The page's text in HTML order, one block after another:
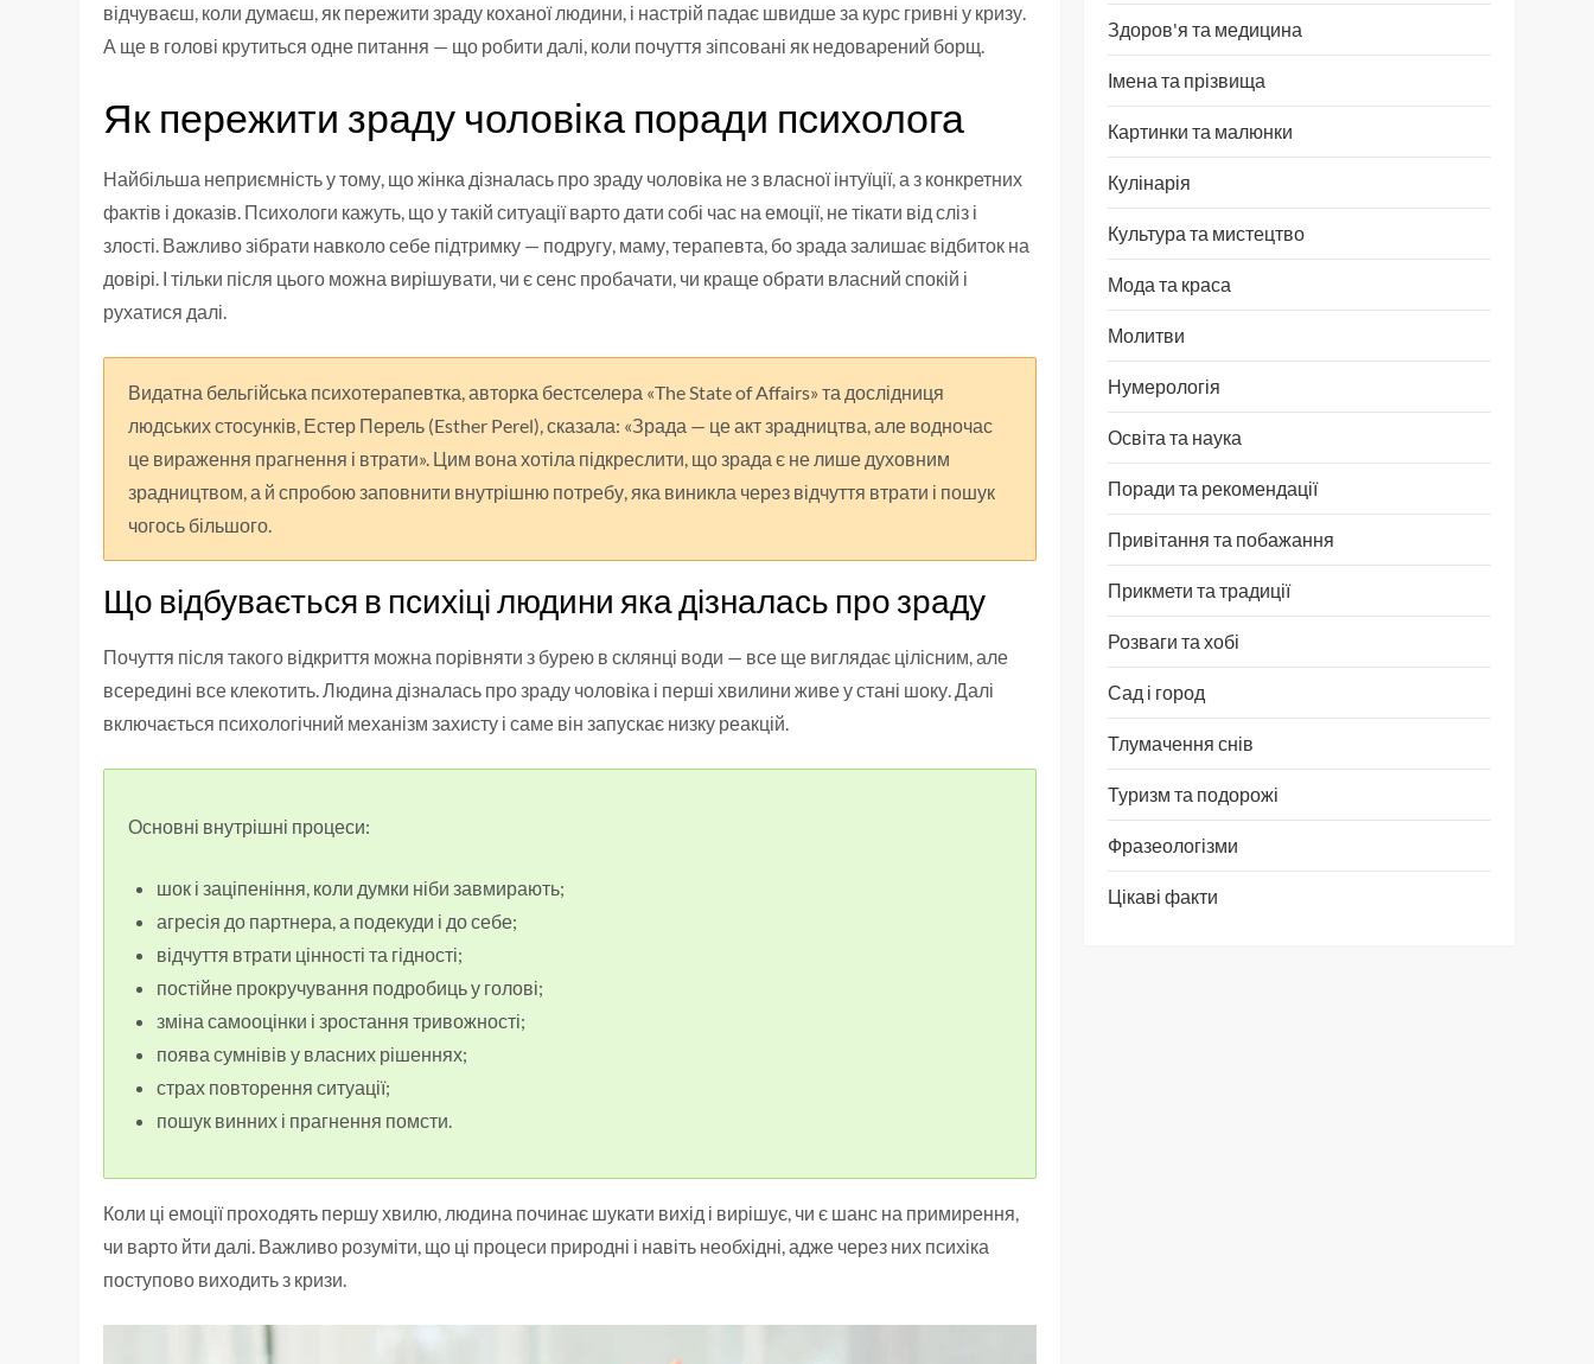
відчуваєш, коли думаєш, як пережити зраду коханої людини, і настрій падає швидше за курс гривні у кризу.
А ще в голові крутиться одне питання — що робити далі, коли почуття зіпсовані як недоварений борщ.
Як пережити зраду чоловіка поради психолога
Найбільша неприємність у тому, що жінка дізналась про зраду чоловіка не з власної інтуїції, а з конкретних
фактів і доказів. Психологи кажуть, що у такій ситуації варто дати собі час на емоції, не тікати від сліз і
злості. Важливо зібрати навколо себе підтримку — подругу, маму, терапевта, бо зрада залишає відбиток на
довірі. І тільки після цього можна вирішувати, чи є сенс пробачати, чи краще обрати власний спокій і
рухатися далі.
Видатна бельгійська психотерапевтка, авторка бестселера «The State of Affairs» та дослідниця
людських стосунків, Естер Перель (Esther Perel), сказала: «Зрада — це акт зрадництва, але водночас
це вираження прагнення і втрати». Цим вона хотіла підкреслити, що зрада є не лише духовним
зрадництвом, а й спробою заповнити внутрішню потребу, яка виникла через відчуття втрати і пошук
чогось більшого.
Що відбувається в психіці людини яка дізналась про зраду
Почуття після такого відкриття можна порівняти з бурею в склянці води — все ще виглядає цілісним, але
всередині все клекотить. Людина дізналась про зраду чоловіка і перші хвилини живе у стані шоку. Далі
включається психологічний механізм захисту і саме він запускає низку реакцій.
Основні внутрішні процеси:
шок і заціпеніння, коли думки ніби завмирають;
агресія до партнера, а подекуди і до себе;
відчуття втрати цінності та гідності;
постійне прокручування подробиць у голові;
зміна самооцінки і зростання тривожності;
поява сумнівів у власних рішеннях;
страх повторення ситуації;
пошук винних і прагнення помсти.
Коли ці емоції проходять першу хвилю, людина починає шукати вихід і вирішує, чи є шанс на примирення,
чи варто йти далі. Важливо розуміти, що ці процеси природні і навіть необхідні, адже через них психіка
поступово виходить з кризи.
Здоров'я та медицина
Імена та прізвища
Картинки та малюнки
Кулінарія
Культура та мистецтво
Мода та краса
Молитви
Нумерологія
Освіта та наука
Поради та рекомендації
Привітання та побажання
Прикмети та традиції
Розваги та хобі
Сад і город
Тлумачення снів
Туризм та подорожі
Фразеологізми
Цікаві факти